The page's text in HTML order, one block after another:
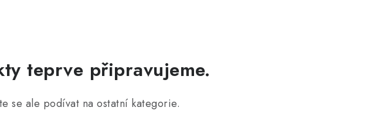
teprve připravujeme.
se ale podívat na ostatní kategorie.